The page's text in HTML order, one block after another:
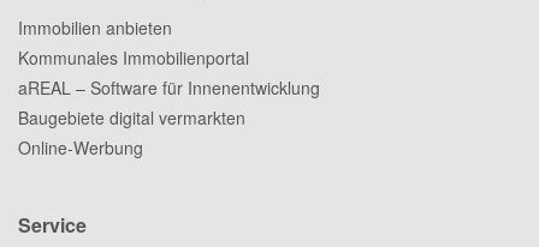
Immobilien anbieten
Kommunales Immobilienportal
aREAL – Software für Innenentwicklung
Baugebiete digital vermarkten
Online-Werbung
Service